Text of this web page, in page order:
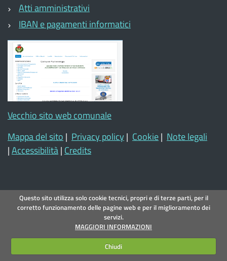
Atti amministrativi
IBAN e pagamenti informatici
Vecchio sito web comunale
Mappa del sito | Privacy policy | Cookie| Note legali
|Accessibilità| Credits
Questo sito utilizza solo cookie tecnici, propri e di terze parti, per il
corretto funzionamento delle pagine web e per il miglioramento dei
servizi.
MAGGIORI INFORMAZIONI
Chiudi